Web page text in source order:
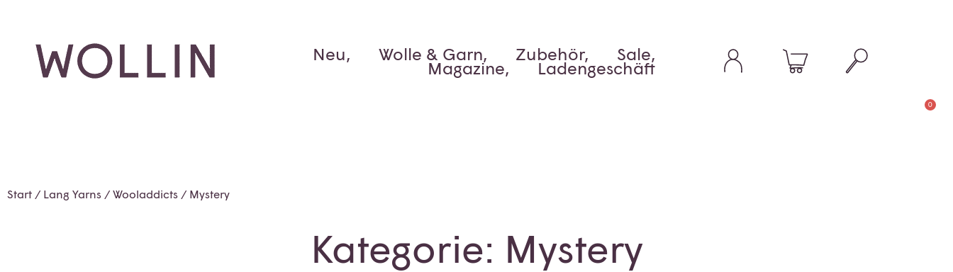
Neu, Wolle & Garn, Zubehör, Sale,
Magazine, Ladengeschäft
0
Start / Lang Yarns / Wooladdicts / Mystery
Kategorie: Mystery